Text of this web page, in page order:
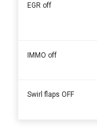
EGR off
IMMO off
Swirl flaps OFF